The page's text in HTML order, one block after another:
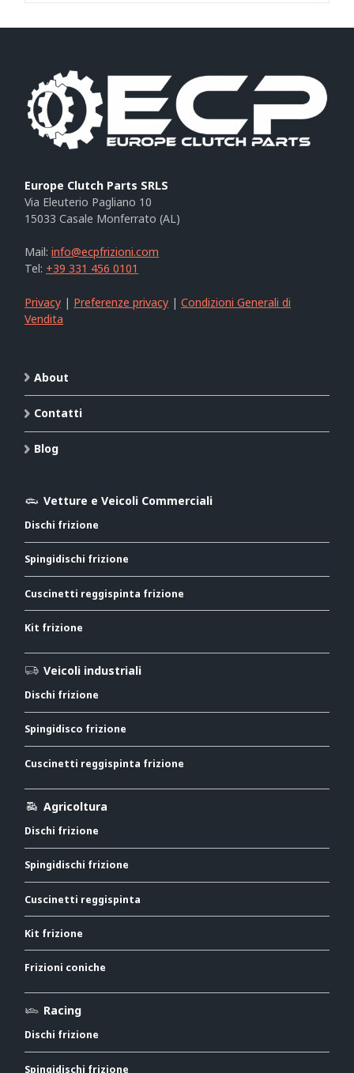
Europe Clutch Parts SRLS
Via Eleuterio Pagliano 10
15033 Casale Monferrato (AL)
Mail:info@ecpfrizioni.com
Tel: +39 331 456 0101
Privacy | Preferenze privacy |Condizioni Generali di
Vendita
About
Contatti
Blog
Vetture e Veicoli Commerciali
Dischi frizione
Spingidischi frizione
Cuscinetti reggispinta frizione
Kit frizione
Veicoli industriali
Dischi frizione
Spingidisco frizione
Cuscinetti reggispinta frizione
Agricoltura
Dischi frizione
Spingidischi frizione
Cuscinetti reggispinta
Kit frizione
Frizioni coniche
Racing
Dischi frizione
Spingidischi frizione